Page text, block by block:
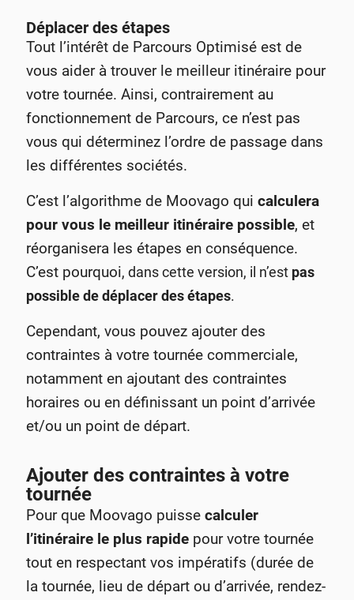
Déplacer des étapes
Tout l’intérêt de Parcours Optimisé est de
vous aider à trouver le meilleur itinéraire pour
votre tournée. Ainsi, contrairement au
fonctionnement de Parcours, ce n’est pas
vous qui déterminez l’ordre de passage dans
les différentes sociétés.
C’est l’algorithme de Moovago quicalculera
pour vous le meilleur itinéraire possible, et
réorganisera les étapes en conséquence.
C’est pourquoi, dans cette version, il n’est pas
possible de déplacer des étapes.
Cependant, vous pouvez ajouter des
contraintes à votre tournée commerciale,
notamment en ajoutant des contraintes
horaires ou en définissant un point d’arrivée
et/ou un point de départ.
Ajouter des contraintes à votre
tournée
Pour que Moovago puissecalculer
l’itinéraire le plus rapide pour votre tournée
tout en respectant vos impératifs (durée de
la tournée, lieu de départ ou d’arrivée, rendez-